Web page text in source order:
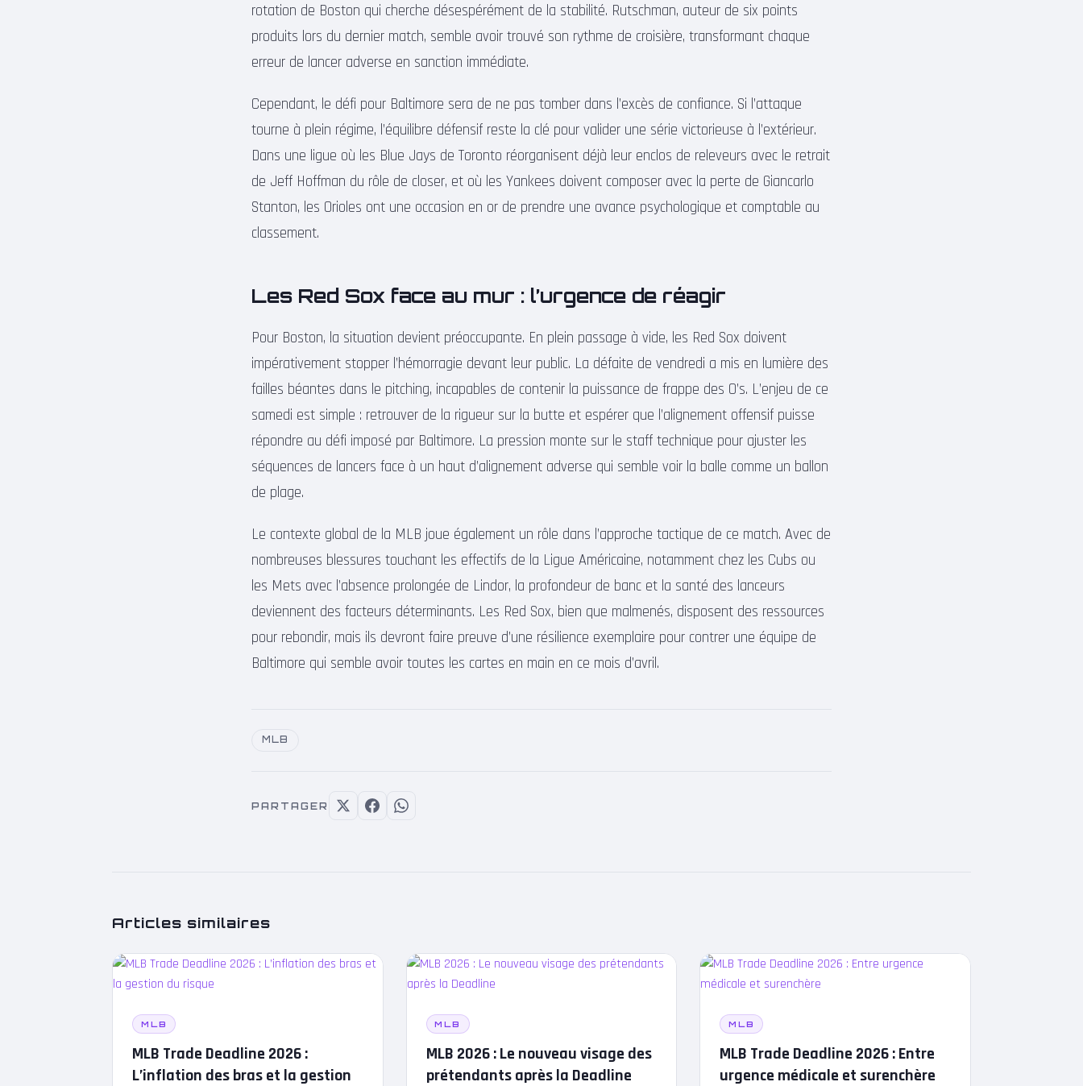
rotation de Boston qui cherche désespérément de la stabilité. Rutschman, auteur de six points
produits lors du dernier match, semble avoir trouvé son rythme de croisière, transformant chaque
erreur de lancer adverse en sanction immédiate.
Cependant, le défi pour Baltimore sera de ne pas tomber dans l’excès de confiance. Si l’attaque
tourne à plein régime, l’équilibre défensif reste la clé pour valider une série victorieuse à l’extérieur.
Dans une ligue où les Blue Jays de Toronto réorganisent déjà leur enclos de releveurs avec le retrait
de Jeff Hoffman du rôle de closer, et où les Yankees doivent composer avec la perte de Giancarlo
Stanton, les Orioles ont une occasion en or de prendre une avance psychologique et comptable au
classement.
Les Red Sox face au mur : l’urgence de réagir
Pour Boston, la situation devient préoccupante. En plein passage à vide, les Red Sox doivent
impérativement stopper l’hémorragie devant leur public. La défaite de vendredi a mis en lumière des
failles béantes dans le pitching, incapables de contenir la puissance de frappe des O’s. L’enjeu de ce
samedi est simple : retrouver de la rigueur sur la butte et espérer que l’alignement offensif puisse
répondre au défi imposé par Baltimore. La pression monte sur le staff technique pour ajuster les
séquences de lancers face à un haut d’alignement adverse qui semble voir la balle comme un ballon
de plage.
Le contexte global de la MLB joue également un rôle dans l’approche tactique de ce match. Avec de
nombreuses blessures touchant les effectifs de la Ligue Américaine, notamment chez les Cubs ou
les Mets avec l’absence prolongée de Lindor, la profondeur de banc et la santé des lanceurs
deviennent des facteurs déterminants. Les Red Sox, bien que malmenés, disposent des ressources
pour rebondir, mais ils devront faire preuve d’une résilience exemplaire pour contrer une équipe de
Baltimore qui semble avoir toutes les cartes en main en ce mois d’avril.
MLB
PARTAGER
Articles similaires
MLB
MLB Trade Deadline 2026 :
L’inflation des bras et la gestion
MLB
MLB 2026 : Le nouveau visage des
prétendants après la Deadline
MLB
MLB Trade Deadline 2026 : Entre
urgence médicale et surenchère